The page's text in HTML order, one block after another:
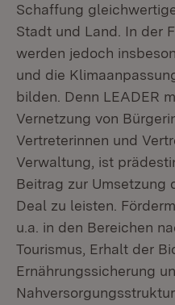
Schaffung
Stadt und Land. In der
werden jedoch
und die
bilden. Denn LEADER
Vernetzung von
Vertreterinnen und
Verwaltung, ist
Beitrag zur Umsetzung
Deal zu leisten.
u.a. in den Bereichen
Tourismus, Erhalt der
Ernährungssicherung